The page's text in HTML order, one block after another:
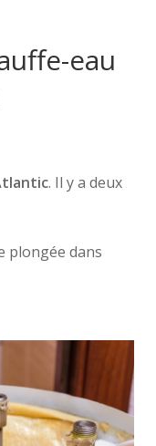
eau
. Il y a deux
plongée dans